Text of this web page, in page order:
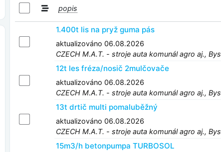
popis
1.400t lis na pryž guma pás
aktualizováno 06.08.2026
CZECH M.A.T. - stroje auta komunál agro aj.,
12t les fréza/nosič 2mulčovače
aktualizováno 06.08.2026
CZECH M.A.T. - stroje auta komunál agro aj.,
13t drtič multi pomaluběžný
aktualizováno 06.08.2026
CZECH M.A.T. - stroje auta komunál agro aj.,
15m3/h betonpumpa TURBOSOL